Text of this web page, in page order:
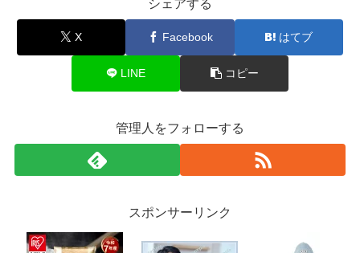
シェアする
X Facebook はてブ
LINE コピー
管理人をフォローする
スポンサーリンク